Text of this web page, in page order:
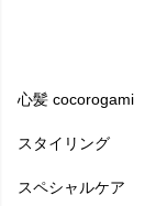
心髪 cocorogami
スタイリング
スペシャルケア